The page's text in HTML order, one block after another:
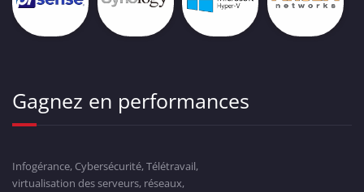
Gagnez en performances
Infogérance, Cybersécurité, Télétravail,
virtualisation des serveurs, réseaux,